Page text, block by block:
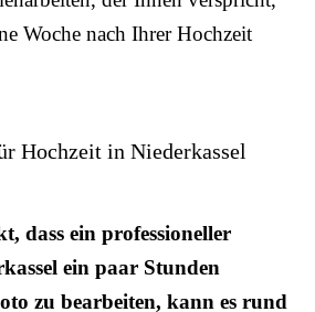
Woche nach Ihrer Hochzeit
dass ein professioneller
ein paar Stunden
zu bearbeiten, kann es rund